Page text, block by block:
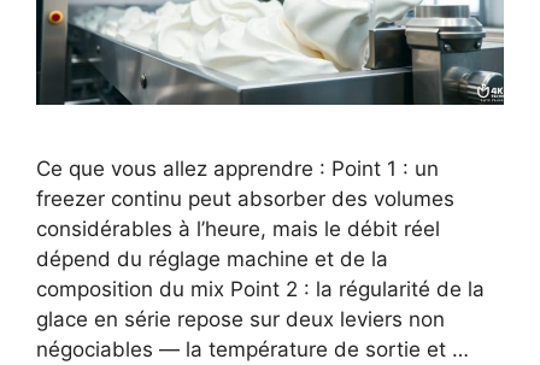
Ce que vous allez apprendre : Point 1 : un
freezer continu peut absorber des volumes
considérables à l’heure, mais le débit réel
dépend du réglage machine et de la
composition du mix Point 2 : la régularité de la
glace en série repose sur deux leviers non
négociables — la température de sortie et …